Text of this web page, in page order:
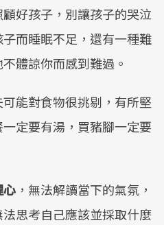
好孩子，別讓孩子的哭泣
而睡眠不足，還有一種難
體諒你而感到難過。
能對食物很挑剔，有所堅
定要有湯，買豬腳一定要
心 ，無法解讀當下的氣氛，
思考自己應該並採取什麼